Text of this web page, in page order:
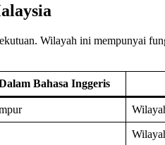
Wilayah ini mempunyai
Bahasa Inggeris